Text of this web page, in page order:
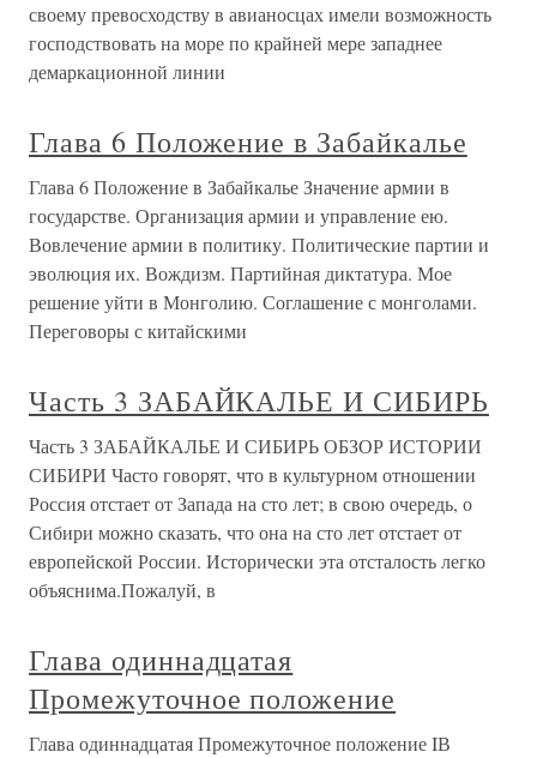
своему превосходству в авианосцах имели возможность
господствовать на море по крайней мере западнее
демаркационной линии
Глава 6 Положение в Забайкалье
Глава 6 Положение в Забайкалье Значение армии в
государстве. Организация армии и управление ею.
Вовлечение армии в политику. Политические партии и
эволюция их. Вождизм. Партийная диктатура. Мое
решение уйти в Монголию. Соглашение с монголами.
Переговоры с китайскими
Часть 3 ЗАБАЙКАЛЬЕ И СИБИРЬ
Часть 3 ЗАБАЙКАЛЬЕ И СИБИРЬ ОБЗОР ИСТОРИИ
СИБИРИ Часто говорят, что в культурном отношении
Россия отстает от Запада на сто лет; в свою очередь, о
Сибири можно сказать, что она на сто лет отстает от
европейской России. Исторически эта отсталость легко
объяснима.Пожалуй, в
Глава одиннадцатая
Промежуточное положение
Глава одиннадцатая Промежуточное положение IВ